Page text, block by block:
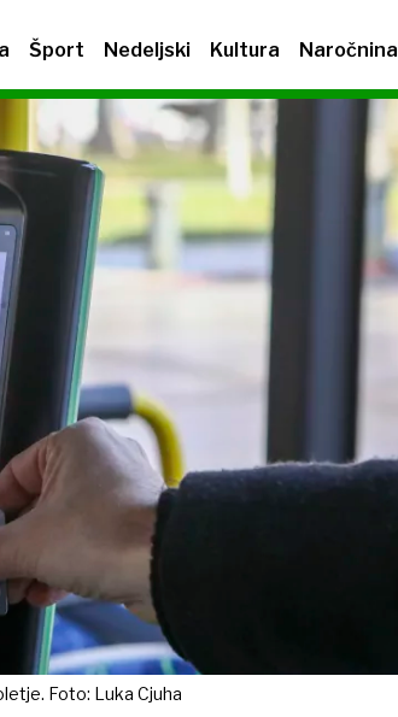
Šport Nedeljski Kultura Naročnina
Foto: Luka Cjuha